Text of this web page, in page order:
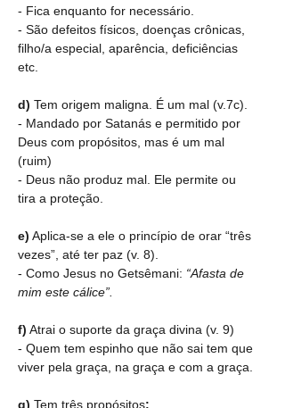
- Fica enquanto for necessário.
- São defeitos físicos, doenças crônicas,
filho/a especial, aparência, deficiências
etc.
d) Tem origem maligna. É um mal (v.7c).
- Mandado por Satanás e permitido por
Deus com propósitos, mas é um mal
(ruim)
- Deus não produz mal. Ele permite ou
tira a proteção.
e) Aplica-se a ele o princípio de orar “três
vezes”, até ter paz (v. 8).
- Como Jesus no Getsêmani: “Afasta de
mim este cálice”.
f) Atrai o suporte da graça divina (v. 9)
- Quem tem espinho que não sai tem que
viver pela graça, na graça e com a graça.
g) Tem três propósitos: